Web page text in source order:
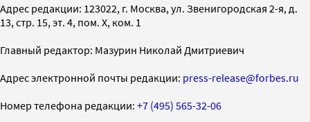
Адрес редакции: 123022, г. Москва, ул. Звенигородская 2-я, д.
13, стр. 15, эт. 4, пом. X, ком. 1
Главный редактор: Мазурин Николай Дмитриевич
Адрес электронной почты редакции: press-release@forbes.ru
Номер телефона редакции: +7 (495) 565-32-06